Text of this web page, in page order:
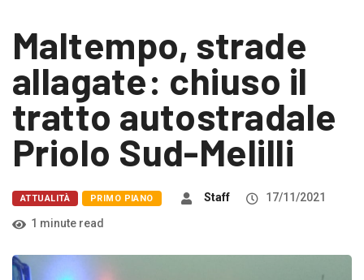
Maltempo, strade
allagate: chiuso il
tratto autostradale
Priolo Sud-Melilli
ATTUALITÀ PRIMO PIANO Staff
17/11/2021
1 minute read